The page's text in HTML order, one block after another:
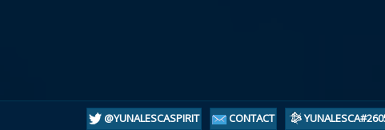
CONTACT
@YUNALESCASPIRIT